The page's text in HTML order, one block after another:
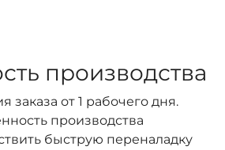
производства
заказа от 1 рабочего дня.
производства
быструю переналадку